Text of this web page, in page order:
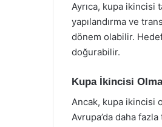
Ayrıca, kupa ikincisi
yapılandırma ve
dönem olabilir.
doğurabilir.
Kupa İkincisi
Ancak, kupa ikincisi
Avrupa’da daha